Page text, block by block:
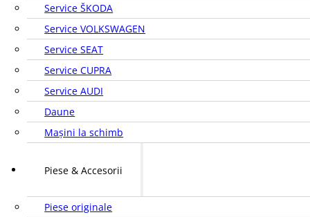
Service ŠKODA
Service VOLKSWAGEN
Service SEAT
Service CUPRA
Service AUDI
Daune
Mașini la schimb
Piese & Accesorii
Piese originale